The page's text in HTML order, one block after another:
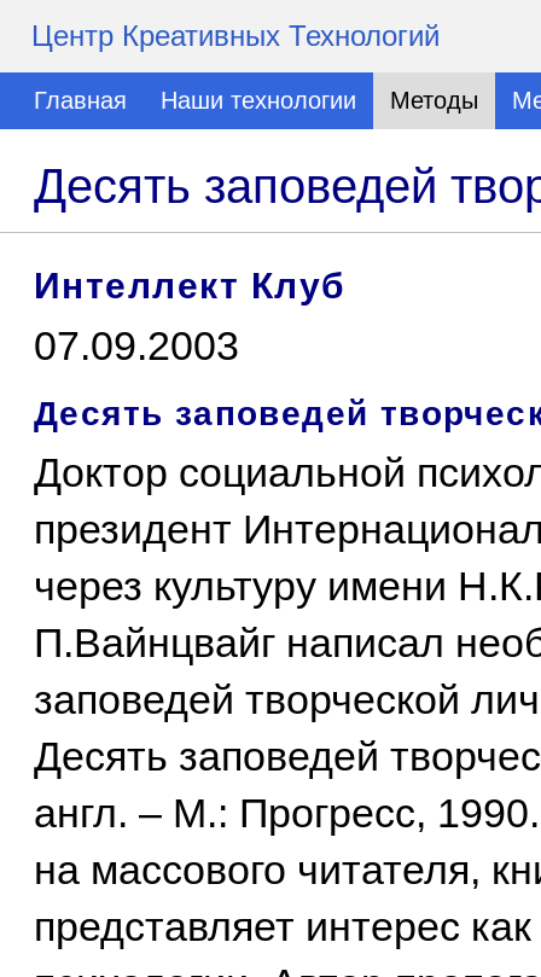
Центр Креативных Технологий
Главная Наши технологии Методы
Десять заповедей
Интеллект Клуб
07.09.2003
Десять заповедей
Доктор социальной
президент
через культуру имени
П.Вайнцвайг написал
заповедей творческой
Десять заповедей
англ. – М.: Прогресс,
на массового читателя,
представляет интерес